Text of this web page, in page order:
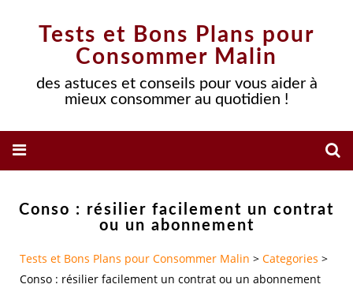
Tests et Bons Plans pour
Consommer Malin
des astuces et conseils pour vous aider à
mieux consommer au quotidien !
Conso : résilier facilement un contrat
ou un abonnement
Tests et Bons Plans pour Consommer Malin > Categories >
Conso : résilier facilement un contrat ou un abonnement